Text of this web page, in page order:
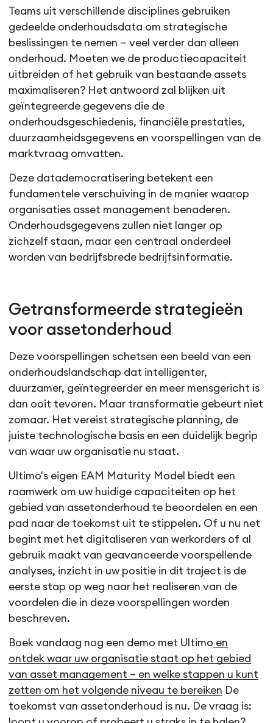
Teams uit verschillende disciplines gebruiken
gedeelde onderhoudsdata om strategische
beslissingen te nemen — veel verder dan alleen
onderhoud. Moeten we de productiecapaciteit
uitbreiden of het gebruik van bestaande assets
maximaliseren? Het antwoord zal blijken uit
geïntegreerde gegevens die de
onderhoudsgeschiedenis, financiële prestaties,
duurzaamheidsgegevens en voorspellingen van de
marktvraag omvatten.
Deze datademocratisering betekent een
fundamentele verschuiving in de manier waarop
organisaties asset management benaderen.
Onderhoudsgegevens zullen niet langer op
zichzelf staan, maar een centraal onderdeel
worden van bedrijfsbrede bedrijfsinformatie.
Getransformeerde strategieën
voor assetonderhoud
Deze voorspellingen schetsen een beeld van een
onderhoudslandschap dat intelligenter,
duurzamer, geïntegreerder en meer mensgericht is
dan ooit tevoren. Maar transformatie gebeurt niet
zomaar. Het vereist strategische planning, de
juiste technologische basis en een duidelijk begrip
van waar uw organisatie nu staat.
Ultimo's eigen EAM Maturity Model biedt een
raamwerk om uw huidige capaciteiten op het
gebied van assetonderhoud te beoordelen en een
pad naar de toekomst uit te stippelen. Of u nu net
begint met het digitaliseren van werkorders of al
gebruik maakt van geavanceerde voorspellende
analyses, inzicht in uw positie in dit traject is de
eerste stap op weg naar het realiseren van de
voordelen die in deze voorspellingen worden
beschreven.
Boek vandaag nog een demo met Ultimo en
ontdek waar uw organisatie staat op het gebied
van asset management – en welke stappen u kunt
zetten om het volgende niveau te bereiken De
toekomst van assetonderhoud is nu. De vraag is: